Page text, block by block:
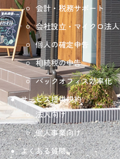
会計・税務サポート
会社設立・マイクロ法人
個人の確定申告
相続税の申告
バックオフィス効率化
サービス提供規約
法人向け
個人事業向け
よくある質問